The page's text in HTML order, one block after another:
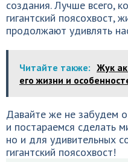
создания. Лучше всего,
гигантский поясохвост,
продолжают удивлять
Читайте также: Жук
его жизни и
Давайте же не забудем
и постараемся сделать
но и для удивительных
гигантский поясохвост!